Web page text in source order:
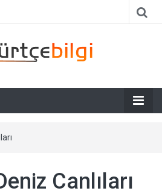
Kürtçe
Resimler
Canlıları